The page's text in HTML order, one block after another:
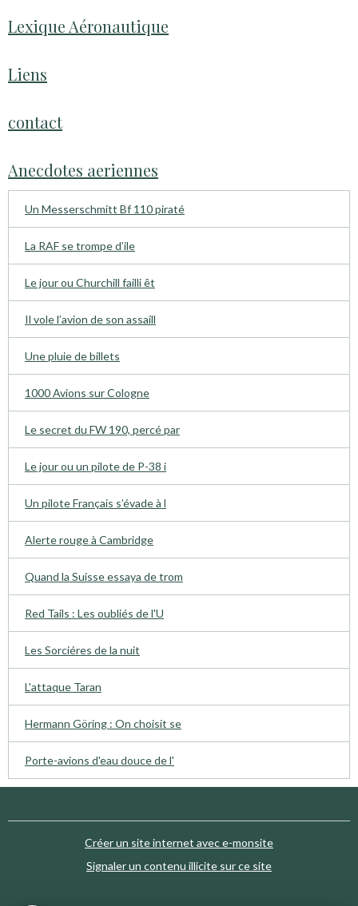
Lexique Aéronautique
Liens
contact
Anecdotes aeriennes
Un Messerschmitt Bf 110 piraté
La RAF se trompe d’ile
Le jour ou Churchill failli êt
Il vole l’avion de son assaill
Une pluie de billets
1000 Avions sur Cologne
Le secret du FW 190, percé par
Le jour ou un pilote de P-38 i
Un pilote Français s’évade à l
Alerte rouge à Cambridge
Quand la Suisse essaya de trom
Red Tails : Les oubliés de l'U
Les Sorciéres de la nuit
L'attaque Taran
Hermann Göring : On choisit se
Porte-avions d'eau douce de l'
Créer un site internet avec e-monsite
Signaler un contenu illicite sur ce site